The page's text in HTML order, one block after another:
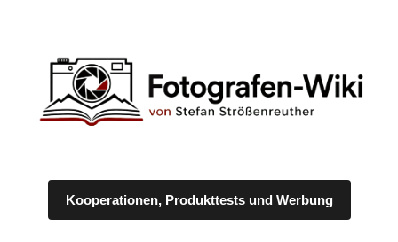
Kooperationen, Produkttests und Werbung